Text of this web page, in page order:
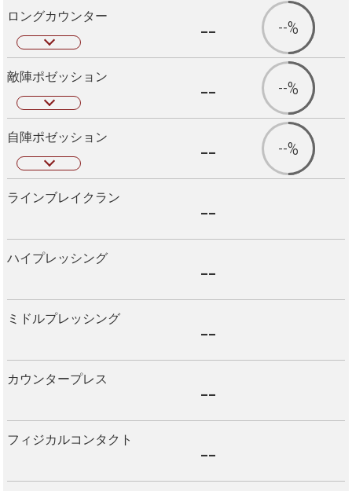
ロングカウンター -- --%
敵陣ポゼッション -- --%
自陣ポゼッション -- --%
ラインブレイクラン --
ハイプレッシング --
ミドルプレッシング --
カウンタープレス --
フィジカルコンタクト --